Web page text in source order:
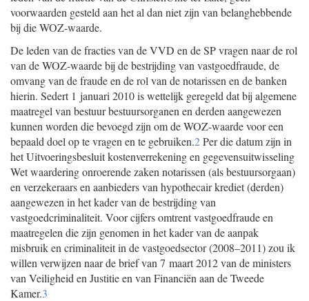
voorwaarden gesteld aan het al dan niet zijn van belanghebbende
bij die WOZ-waarde.
De leden van de fracties van de VVD en de SP vragen naar de rol
van de WOZ-waarde bij de bestrijding van vastgoedfraude, de
omvang van de fraude en de rol van de notarissen en de banken
hierin. Sedert 1 januari 2010 is wettelijk geregeld dat bij algemene
maatregel van bestuur bestuursorganen en derden aangewezen
kunnen worden die bevoegd zijn om de WOZ-waarde voor een
bepaald doel op te vragen en te gebruiken.2Per die datum zijn in
het Uitvoeringsbesluit kostenverrekening en gegevensuitwisseling
Wet waardering onroerende zaken notarissen (als bestuursorgaan)
en verzekeraars en aanbieders van hypothecair krediet (derden)
aangewezen in het kader van de bestrijding van
vastgoedcriminaliteit. Voor cijfers omtrent vastgoedfraude en
maatregelen die zijn genomen in het kader van de aanpak
misbruik en criminaliteit in de vastgoedsector (2008–2011) zou ik
willen verwijzen naar de brief van 7 maart 2012 van de ministers
van Veiligheid en Justitie en van Financiën aan de Tweede
Kamer.3